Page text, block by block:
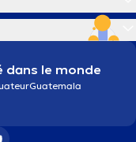
dans le monde
Guatemala